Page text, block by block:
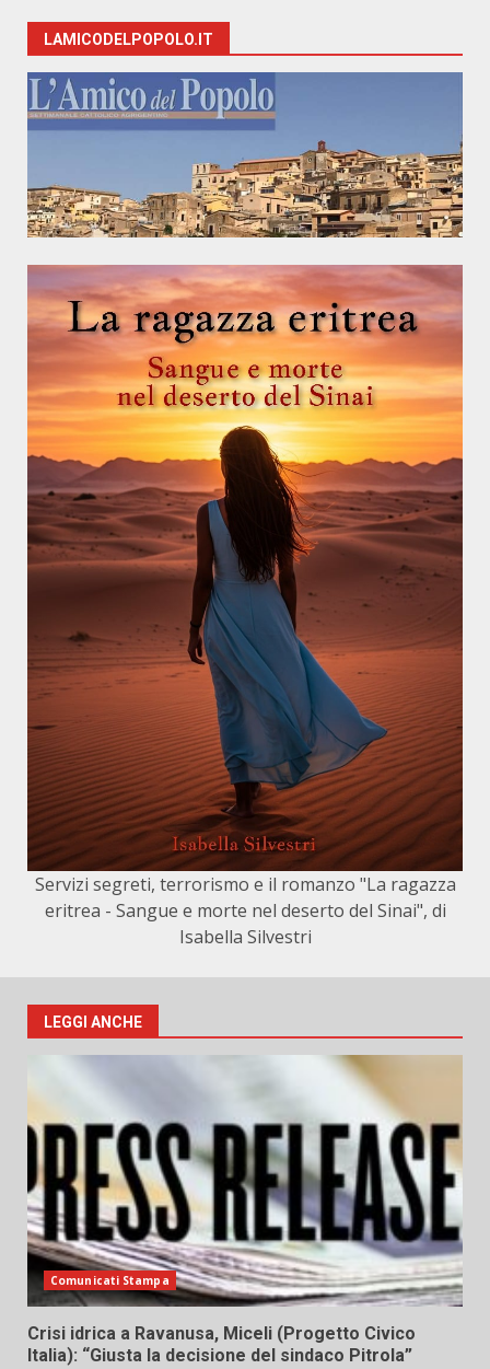
LAMICODELPOPOLO.IT
Servizi segreti, terrorismo e il romanzo "La ragazza
eritrea - Sangue e morte nel deserto del Sinai", di
Isabella Silvestri
LEGGI ANCHE
Comunicati Stampa
Crisi idrica a Ravanusa, Miceli (Progetto Civico
Italia): “Giusta la decisione del sindaco Pitrola”